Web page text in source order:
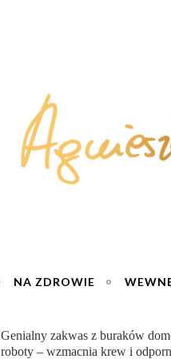
NA ZDROWIE
„Przemiana” Podróż do siły i